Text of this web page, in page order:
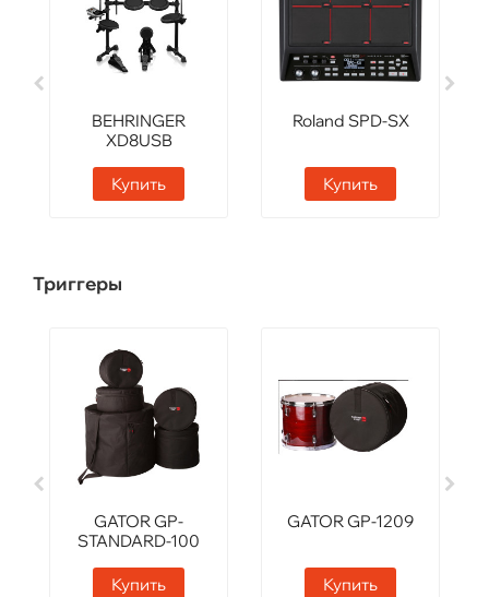
BEHRINGER
XD8USB
Купить
Roland SPD-SX
Купить
Триггеры
GATOR GP-
STANDARD-100
Купить
GATOR GP-1209
Купить